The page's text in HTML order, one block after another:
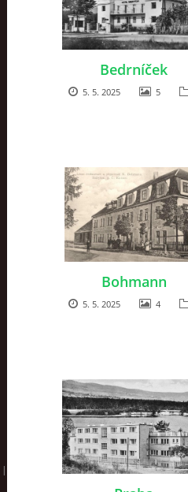
|
Bedrníček
5. 5. 2025 5
Bohmann
5. 5. 2025 4